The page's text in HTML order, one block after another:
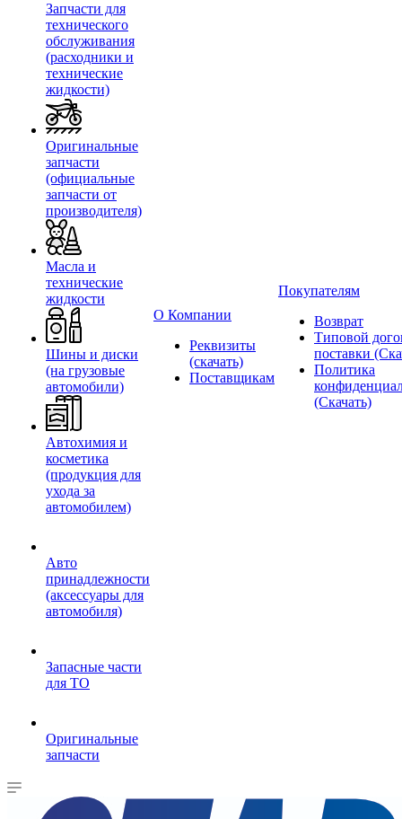
Запчасти для
технического
обслуживания
(расходники и
технические
жидкости)
Оригинальные
запчасти
(официальные
запчасти от
производителя)
Масла и
технические
жидкости
Шины и диски
(на грузовые
автомобили)
Автохимия и
косметика
(продукция для
ухода за
автомобилем)
Авто
принадлежности
(аксессуары для
автомобиля)
Запасные части
для ТО
Оригинальные
запчасти
О Компании
Реквизиты
(скачать)
Поставщикам
Покупателям
Возврат
Типовой
поставки
Политика
(Скачать)